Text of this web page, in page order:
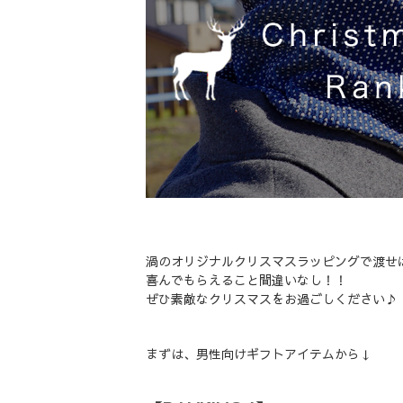
渦のオリジナルクリスマスラッピングで渡せ
喜んでもらえること間違いなし！！
ぜひ素敵なクリスマスをお過ごしください♪
まずは、男性向けギフトアイテムから↓